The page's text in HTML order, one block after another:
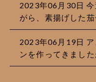
2023年06月30日
がら、素揚げした
2023年06月19日
ンを作ってきまし